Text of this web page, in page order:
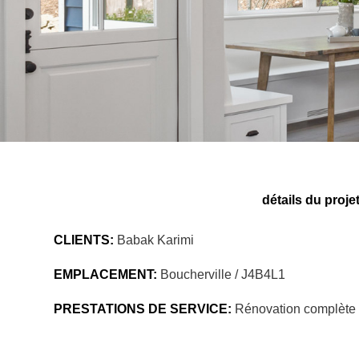
détails du projet
CLIENTS: Babak Karimi
EMPLACEMENT: Boucherville / J4B4L1
PRESTATIONS DE SERVICE: Rénovation complète